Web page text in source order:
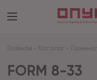
Главная - Каталог -
FORM 8-33